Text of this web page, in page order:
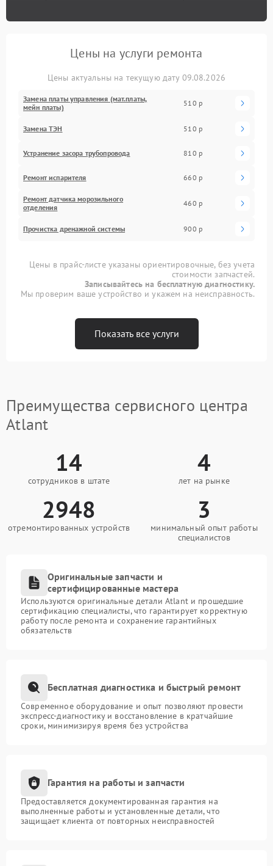
Цены на услуги ремонта
Цены актуальны на текущую дату 09.08.2026
Замена платы управления (мат.платы,
мейн платы)
510 р
Замена ТЭН 510 р
Устранение засора трубопровода 810 р
Ремонт испарителя 660 р
Ремонт датчика морозильного
отделения
460 р
Прочистка дренажной системы 900 р
Цены в прайс-листе указаны ориентировочные, без учета
стоимости запчастей.
Записывайтесь на бесплатную диагностику.
Мы проверим ваше устройство и укажем на неисправность.
Показать все услуги
Преимущества сервисного центра
Atlant
14
сотрудников в штате
4
лет на рынке
2948
отремонтированных устройств
3
минимальный опыт работы
специалистов
Оригинальные запчасти и
сертифицированные мастера
Используются оригинальные детали Atlant и прошедшие
сертификацию специалисты, что гарантирует корректную
работу после ремонта и сохранение гарантийных
обязательств
Бесплатная диагностика и быстрый ремонт
Современное оборудование и опыт позволяют провести
экспресс-диагностику и восстановление в кратчайшие
сроки, минимизируя время без устройства
Гарантия на работы и запчасти
Предоставляется документированная гарантия на
выполненные работы и установленные детали, что
защищает клиента от повторных неисправностей